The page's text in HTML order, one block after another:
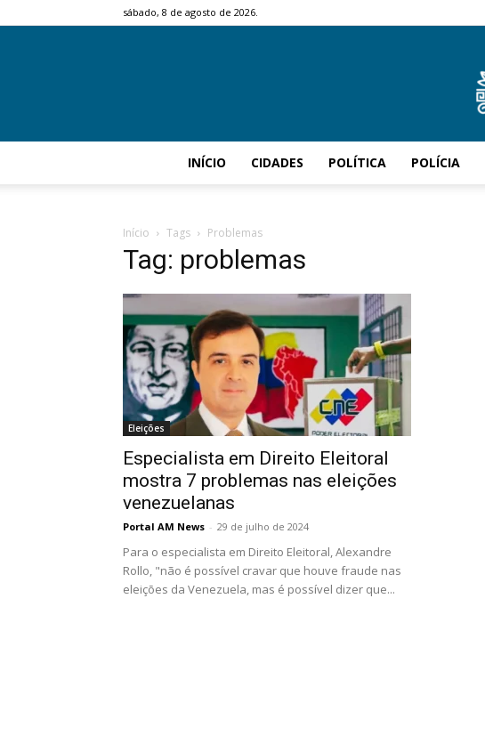
sábado, 8 de agosto de 2026.
INÍCIO CIDADES POLÍTICA POLÍCIA
Início Tags Problemas
Tag: problemas
Eleições
Especialista em Direito Eleitoral
mostra 7 problemas nas eleições
venezuelanas
Portal AM News - 29 de julho de 2024
Para o especialista em Direito Eleitoral, Alexandre
Rollo, "não é possível cravar que houve fraude nas
eleições da Venezuela, mas é possível dizer que...